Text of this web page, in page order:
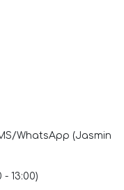
WhatsApp (Jasmin
13:00)